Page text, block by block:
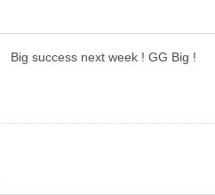
Big success next week ! GG Big !